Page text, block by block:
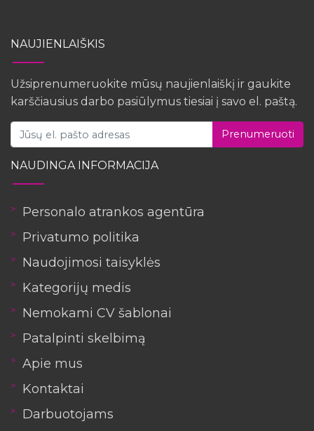
NAUJIENLAIŠKIS
Užsiprenumeruokite mūsų naujienlaiškį ir gaukite
karščiausius darbo pasiūlymus tiesiai į savo el. paštą.
Prenumeruoti
NAUDINGA INFORMACIJA
Personalo atrankos agentūra
Privatumo politika
Naudojimosi taisyklės
Kategorijų medis
Nemokami CV šablonai
Patalpinti skelbimą
Apie mus
Kontaktai
Darbuotojams